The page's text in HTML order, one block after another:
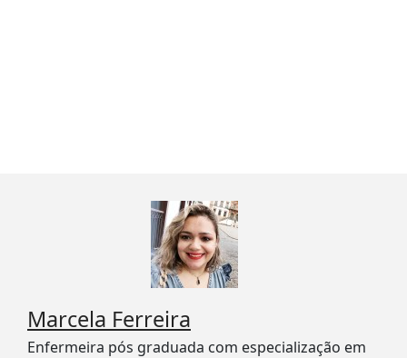
Marcela Ferreira
Enfermeira pós graduada com especialização em